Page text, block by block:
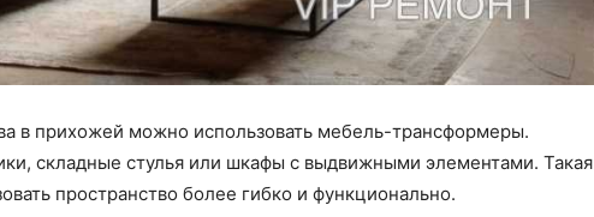
в прихожей можно использовать мебель-трансформеры.
складные стулья или шкафы с выдвижными элементами. Такая
пространство более гибко и функционально.